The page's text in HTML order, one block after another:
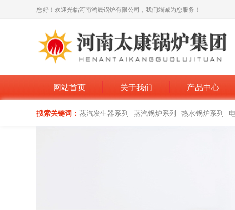
您好！欢迎光临河南鸿晟锅炉有限公司，我们竭诚为您服务！
网站首页 关于我们 产品中心
搜索关键词： 蒸汽发生器系列 蒸汽锅炉系列 热水锅炉系列